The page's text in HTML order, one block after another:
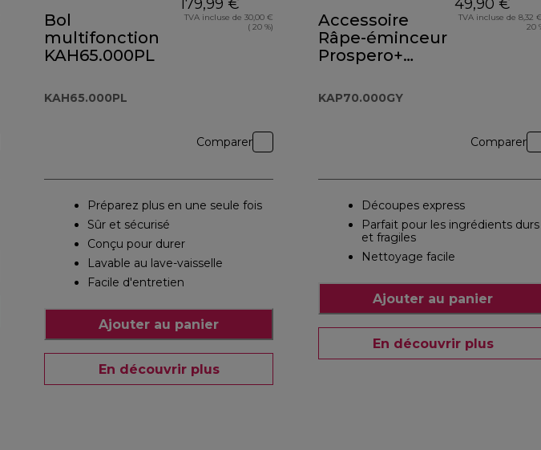
Bol
multifonction
KAH65.000PL
KAH65.000PL
179,99 €
TVA incluse de 30,00 €
( 20 %)
Comparer
Préparez plus en une seule fois
Sûr et sécurisé
Conçu pour durer
Lavable au lave-vaisselle
Facile d'entretien
Ajouter au panier
En découvrir plus
Accessoire
Râpe-éminceur
Prospero+
KAP70.000GY
49,90 €
TVA incluse de 8,32
20
Comparer
Découpes express
Parfait pour les ingrédients durs
et fragiles
Nettoyage facile
Ajouter au panier
En découvrir plus